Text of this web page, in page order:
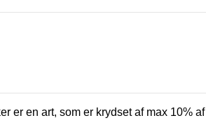
er en art, som er krydset af max 10% af